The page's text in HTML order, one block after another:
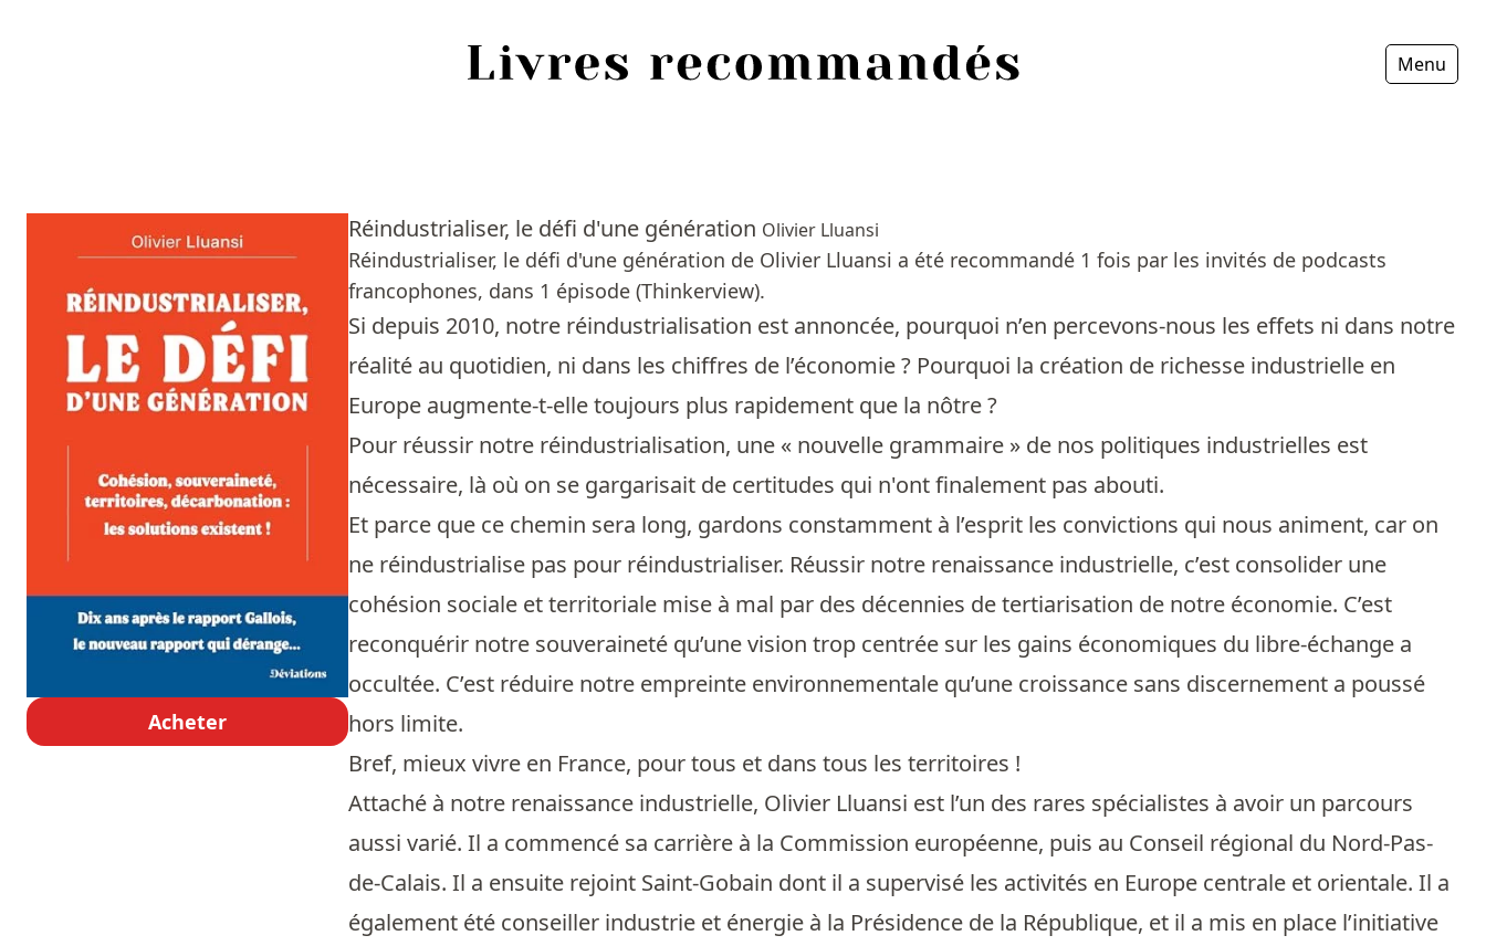
Menu
Acheter
Réindustrialiser, le défi d'une génération Olivier Lluansi
Réindustrialiser, le défi d'une génération de Olivier Lluansi a été recommandé 1 fois par les invités de podcasts
francophones, dans 1 épisode (Thinkerview).
Si depuis 2010, notre réindustrialisation est annoncée, pourquoi n’en percevons-nous les effets ni dans notre
réalité au quotidien, ni dans les chiffres de l’économie ? Pourquoi la création de richesse industrielle en
Europe augmente-t-elle toujours plus rapidement que la nôtre ?
Pour réussir notre réindustrialisation, une « nouvelle grammaire » de nos politiques industrielles est
nécessaire, là où on se gargarisait de certitudes qui n'ont finalement pas abouti.
Et parce que ce chemin sera long, gardons constamment à l’esprit les convictions qui nous animent, car on
ne réindustrialise pas pour réindustrialiser. Réussir notre renaissance industrielle, c’est consolider une
cohésion sociale et territoriale mise à mal par des décennies de tertiarisation de notre économie. C’est
reconquérir notre souveraineté qu’une vision trop centrée sur les gains économiques du libre-échange a
occultée. C’est réduire notre empreinte environnementale qu’une croissance sans discernement a poussé
hors limite.
Bref, mieux vivre en France, pour tous et dans tous les territoires !
Attaché à notre renaissance industrielle, Olivier Lluansi est l’un des rares spécialistes à avoir un parcours
aussi varié. Il a commencé sa carrière à la Commission européenne, puis au Conseil régional du Nord-Pas-
de-Calais. Il a ensuite rejoint Saint-Gobain dont il a supervisé les activités en Europe centrale et orientale. Il a
également été conseiller industrie et énergie à la Présidence de la République, et il a mis en place l’initiative
Sources
Personnes
Livres
Livres les plus recommandés
Prix littéraires